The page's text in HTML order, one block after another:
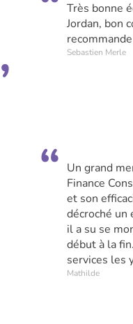
Très bonne
Jordan, bon
Sebastien Merle
Un grand
Finance
et son
décroché
il a su se
début à la
services les
Mathilde